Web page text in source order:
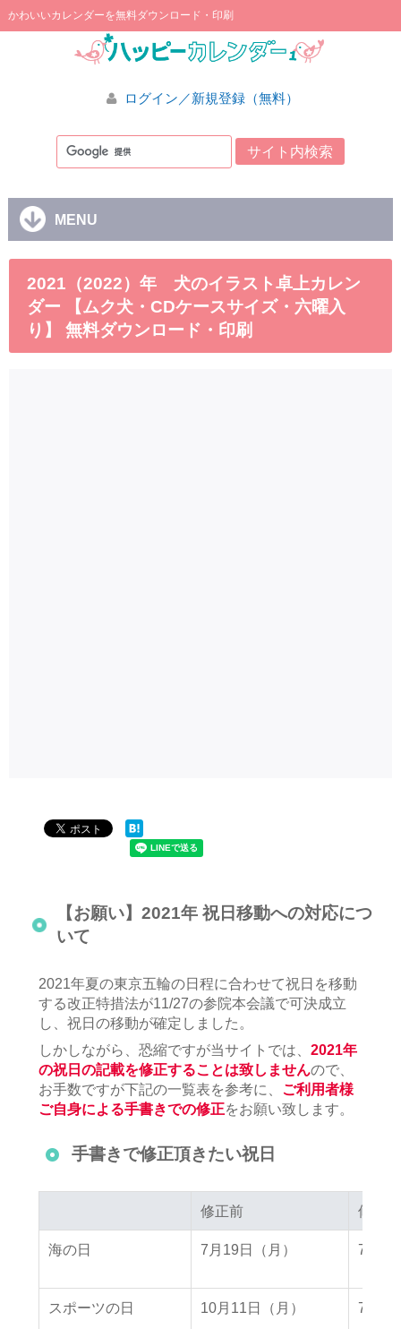
かわいいカレンダーを無料ダウンロード・印刷
ログイン／新規登録（無料）
MENU
2021（2022）年 犬のイラスト卓上カレン
ダー 【ムク犬・CDケースサイズ・六曜入
り】 無料ダウンロード・印刷
【お願い】2021年 祝日移動への対応につ
いて
2021年夏の東京五輪の日程に合わせて祝日を移動
する改正特措法が11/27の参院本会議で可決成立
し、祝日の移動が確定しました。
しかしながら、恐縮ですが当サイトでは、 2021年
の祝日の記載を修正することは致しませんので、
お手数ですが下記の一覧表を参考に、 ご利用者様
ご自身による手書きでの修正をお願い致します。
手書きで修正頂きたい祝日
修正前 修正後
海の日 7月19日（月） 7月22
スポーツの日 10月11日（月） 7月23
修正前 修正後